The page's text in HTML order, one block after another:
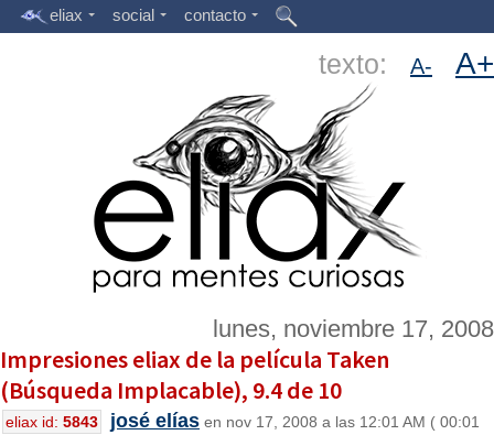
eliax social contacto
texto: A- A+
lunes, noviembre 17, 2008
Impresiones eliax de la película Taken
(Búsqueda Implacable), 9.4 de 10
eliax id: 5843 josé elías en nov 17, 2008 a las 12:01 AM ( 00:01